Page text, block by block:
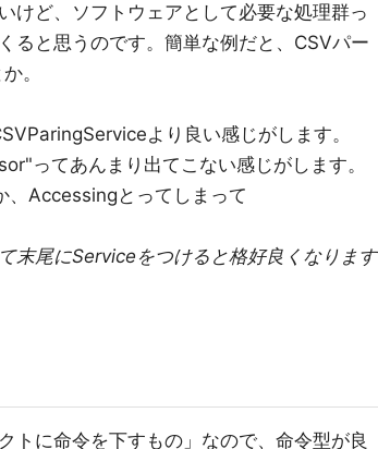
けど、ソフトウェアとして必要な処理群っ
ると思うのです。簡単な例だと、CSVパー
。
より良い感じがします。
ってあんまり出てこない感じがします。
Accessingとってしまって
末尾にServiceをつけると格好良くなります
トに命令を下すもの」なので、命令型が良